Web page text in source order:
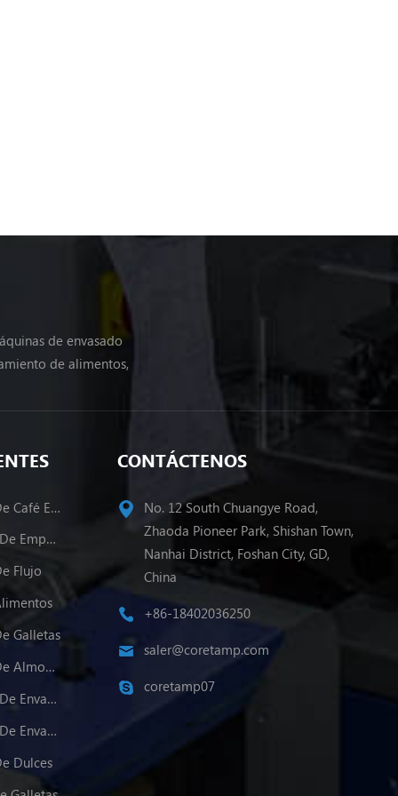
de envasado
de alimentos,
Máquina De Envasado De Café En Polvo
Varios Carriles Maquina De Empacado
Flujo
Galletas
Máquina De Envasado De Almohadas
Varios Carriles Máquina De Envasado De Polvo
Varios Carriles Máquina De Envasado De Gránulos
Dulces
CONTÁCTENOS
No. 12 South Chuangye Road,
Zhaoda Pioneer Park, Shishan Town,
Nanhai District, Foshan City, GD,
China
+86-18402036250
saler@coretamp.com
coretamp07